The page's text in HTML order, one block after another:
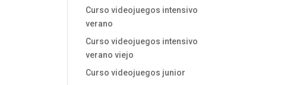
Curso videojuegos intensivo
verano
Curso videojuegos intensivo
verano viejo
Curso videojuegos junior